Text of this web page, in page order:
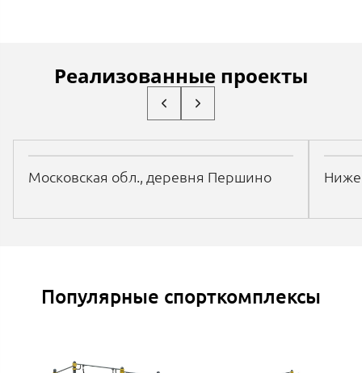
Реализованные проекты
Московская обл., деревня Першино
Популярные спорткомплексы